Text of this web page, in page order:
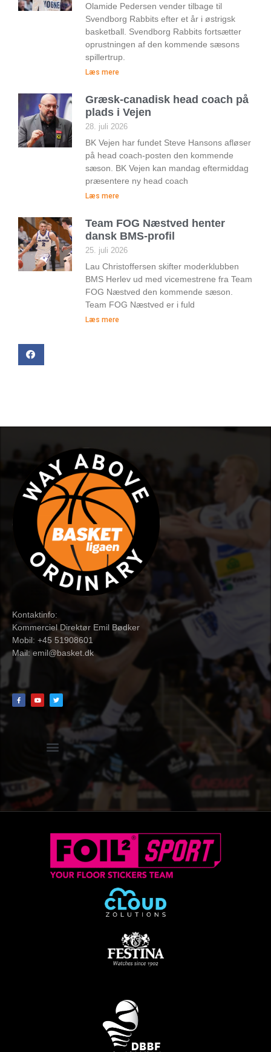
Olamide Pedersen vender tilbage til
Svendborg Rabbits efter et år i østrigsk
basketball. Svendborg Rabbits fortsætter
oprustningen af den kommende sæsons
spillertrup.
Læs mere
Græsk-canadisk head coach på
plads i Vejen
28. juli 2026
BK Vejen har fundet Steve Hansons afløser
på head coach-posten den kommende
sæson. BK Vejen kan mandag eftermiddag
præsentere ny head coach
Læs mere
Team FOG Næstved henter
dansk BMS-profil
25. juli 2026
Lau Christoffersen skifter moderklubben
BMS Herlev ud med vicemestrene fra Team
FOG Næstved den kommende sæson.
Team FOG Næstved er i fuld
Læs mere
Kontaktinfo:
Kommerciel Direktør Emil Bødker
Mobil: +45 51908601
Mail:emil@basket.dk